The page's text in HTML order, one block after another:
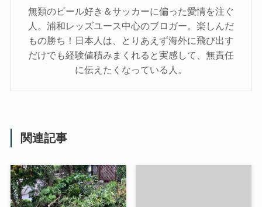
無類のビール好き＆サッカーに偏った愛情を注ぐ
人。浦和レッズユース中心のブロガー。楽しんだ
もの勝ち！日本人は、とりあえず海外に飛び出す
だけでも経験値積みまくれると実感して、無責任
に伝えたくなっている人。
関連記事